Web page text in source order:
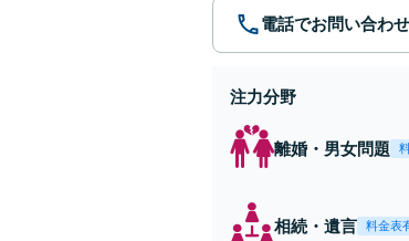
電話でお問い合わせ
注力分野
離婚・男女問題
相続・遺言 料金表